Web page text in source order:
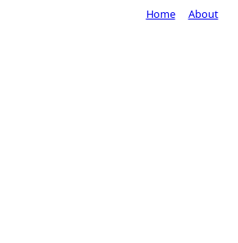
Home About